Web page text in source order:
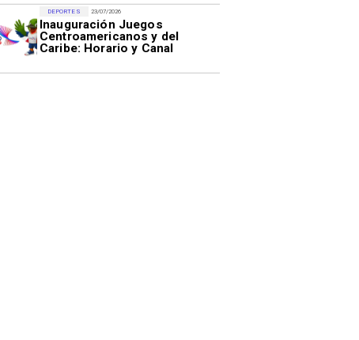
23/07/2026
Inauguración Juegos
Centroamericanos y del
Caribe: Horario y Canal
DEPORTES